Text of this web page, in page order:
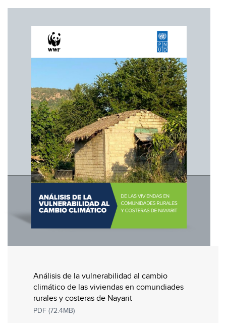
Análisis de la vulnerabilidad al cambio
climático de las viviendas en comundiades
rurales y costeras de Nayarit
PDF (72.4MB)